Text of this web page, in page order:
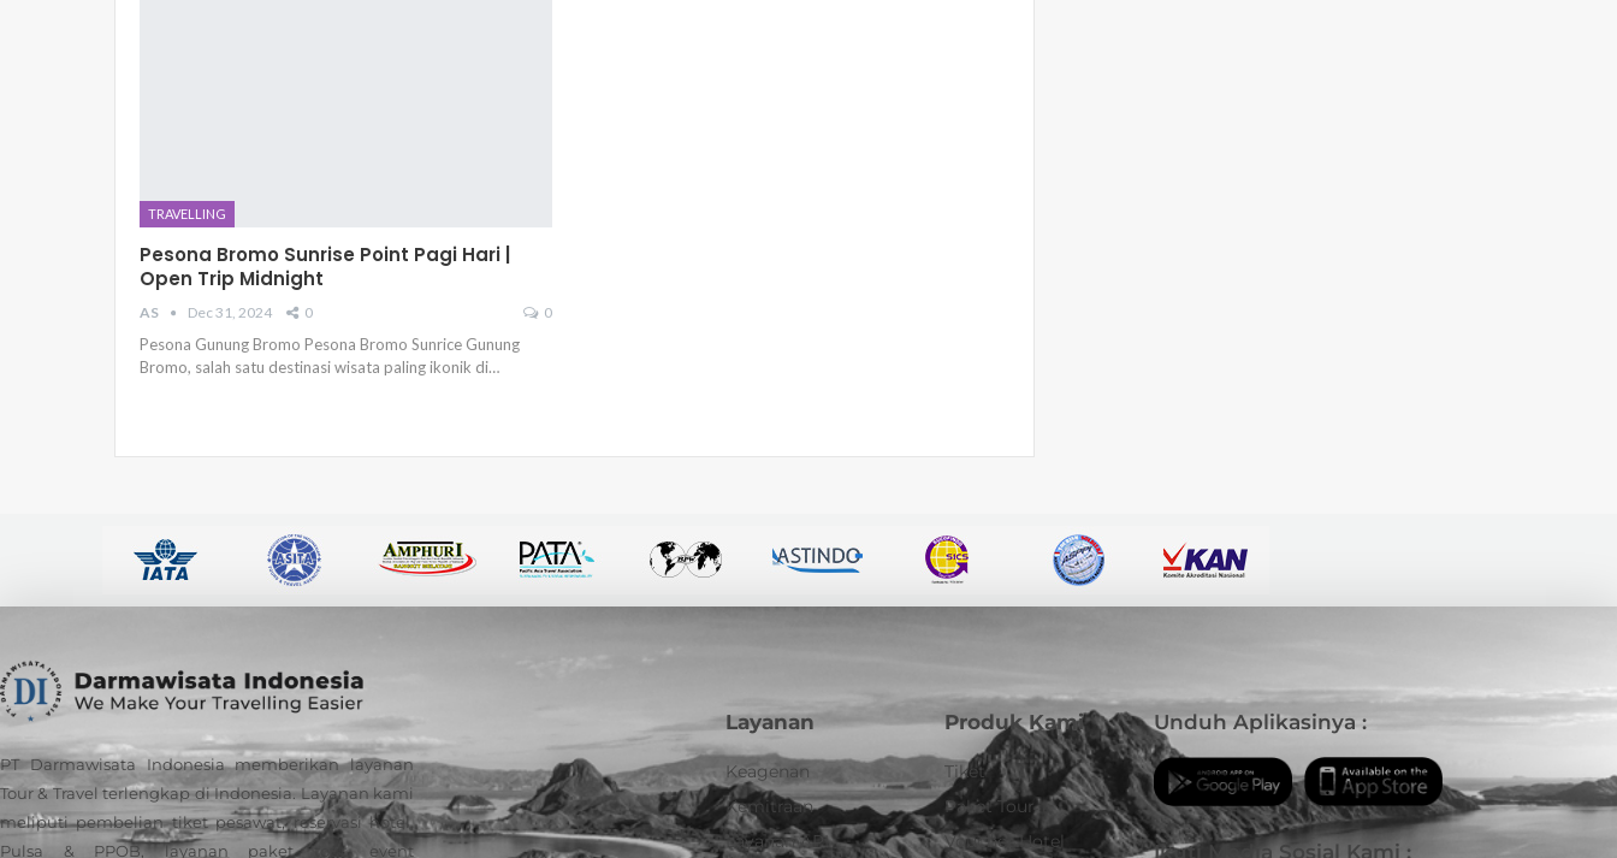
TRAVELLING
Pesona Bromo Sunrise Point Pagi Hari |
Open Trip Midnight
AS Dec 31, 2024 0 0
Pesona Gunung Bromo Pesona Bromo Sunrice Gunung
Bromo, salah satu destinasi wisata paling ikonik di…
PT Darmawisata Indonesia memberikan layanan
Tour & Travel terlengkap di Indonesia. Layanan kami
meliputi pembelian tiket pesawat, reservasi hotel,
Pulsa & PPOB, layanan paket tour, event
Layanan
Keagenan
Kemitraan
Layanan API
Produk Kami
Tiket
Paket Tour
Voucher Hotel
Unduh Aplikasinya :
Ikuti Media Sosial Kami :